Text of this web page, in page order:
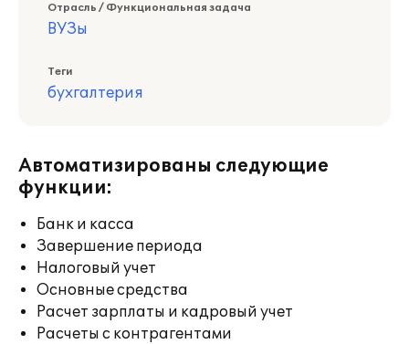
Отрасль / Функциональная задача
ВУЗы
Теги
бухгалтерия
Автоматизированы следующие
функции:
Банк и касса
Завершение периода
Налоговый учет
Основные средства
Расчет зарплаты и кадровый учет
Расчеты с контрагентами